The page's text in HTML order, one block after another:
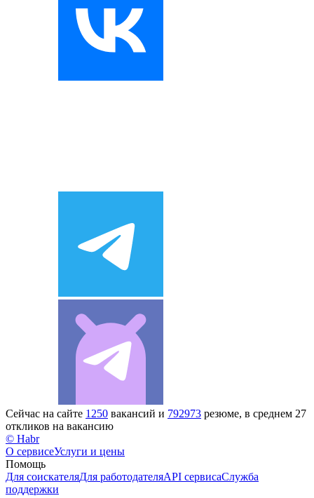
Сейчас на сайте 1250 вакансий и 792973 резюме, в среднем 27
откликов на вакансию
© Habr
О сервисеУслуги и цены
Помощь
Для соискателяДля работодателяAPI сервисаСлужба
поддержки